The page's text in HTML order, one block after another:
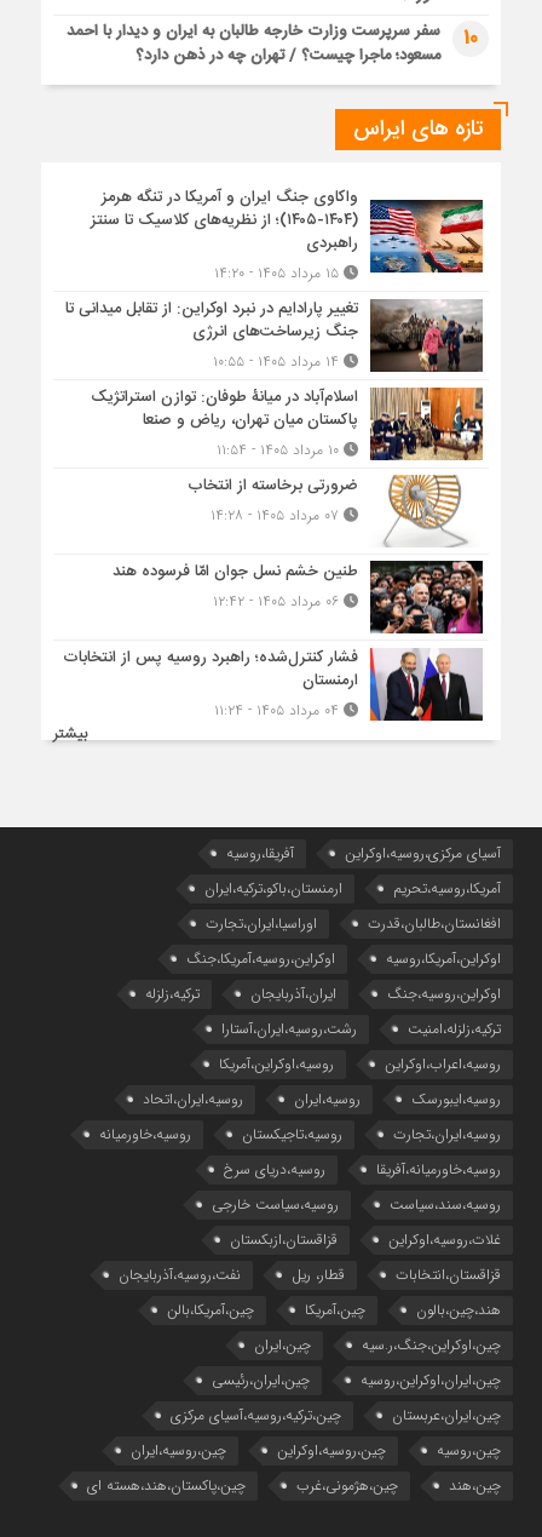
10
سفر سرپرست وزارت خارجه طالبان به ایران و دیدار با احمد
مسعود؛ ماجرا چیست؟ / تهران چه در ذهن دارد؟
تازه های ایراس
واکاوی جنگ ایران و آمریکا در تنگه هرمز
(۱۴۰۴-۱۴۰۵)؛ از نظریه‌های کلاسیک تا سنتز
راهبردی
۱۵ مرداد ۱۴۰۵ - ۱۴:۲۰
تغییر پارادایم در نبرد اوکراین: از تقابل میدانی تا
جنگ زیرساخت‌های انرژی
اسلام‌آباد در میانۀ طوفان: توازن استراتژیک
پاکستان میان تهران، ریاض و صنعا
۱۰ مرداد ۱۴۰۵ - ۱۱:۵۴
ضرورتی برخاسته از انتخاب
طنین خشم نسل جوان امّا فرسوده هند
۰۶ مرداد ۱۴۰۵ - ۱۲:۴۲
فشار کنترل‌شده؛ راهبرد روسیه پس از انتخابات
ارمنستان
بیشتر
آسیای مرکزی،روسیه،اوکراین
آفریقا،روسیه
آمریکا،روسیه،تحریم
ارمنستان،باکو،ترکیه،ایران
افغانستان،طالبان،قدرت
اوراسیا،ایران،تجارت
اوکراین،آمریکا،روسیه
اوکراین،روسیه،آمریکا،جنگ
اوکراین،روسیه،جنگ
ایران،آذربایجان
ترکیه،زلزله
ترکیه،زلزله،امنیت
رشت،روسیه،ایران،آستارا
روسیه،اعراب،اوکراین
روسیه،اوکراین،آمریکا
روسیه،ایبورسک
روسیه،ایران
روسیه،ایران،اتحاد
روسیه،ایران،تجارت
روسیه،تاجیکستان
روسیه،خاورمیانه
روسیه،خاورمیانه،آفریقا
روسیه،دریای سرخ
روسیه،سند،سیاست
روسیه،سیاست خارجی
غلات،روسیه،اوکراین
قزاقستان،ازبکستان
قزاقستان،انتخابات
قطار، ریل
نفت،روسیه،آذربایجان
هند،چین،بالون
چین،آمریکا
چین،آمریکا،بالن
چین،اوکراین،جنگ،ر.سیه
چین،ایران
چین،ایران،اوکراین،روسیه
چین،ایران،رئیسی
چین،ایران،عربستان
چین،ترکیه،روسیه،آسیای مرکزی
چین،روسیه
چین،روسیه،اوکراین
چین،روسیه،ایران
چین،هند
چین،هژمونی،غرب چین،پاکستان،هند،هسته ای